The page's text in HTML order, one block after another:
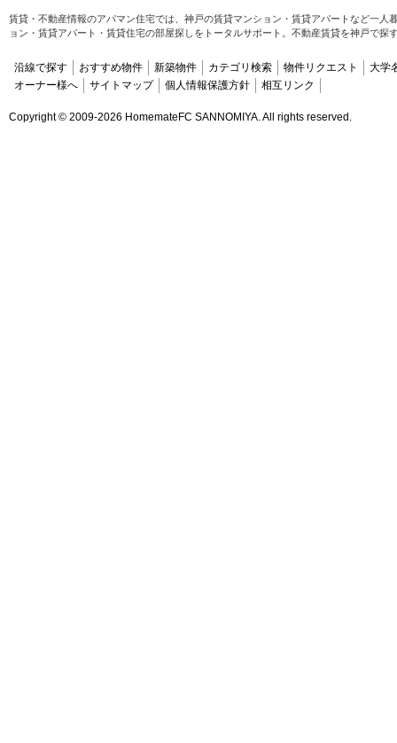
賃貸・不動産情報のアパマン住宅では、神戸の賃貸マンション・賃貸アパートなど一
ョン・賃貸アパート・賃貸住宅の部屋探しをトータルサポート。不動産賃貸を神戸で
沿線で探す おすすめ物件 新築物件 カテゴリ検索 物件リクエスト
大学
オーナー様へ
サイトマップ 個人情報保護方針 相互リンク
Copyright © 2009-2026 HomemateFC SANNOMIYA. All rights reserved.